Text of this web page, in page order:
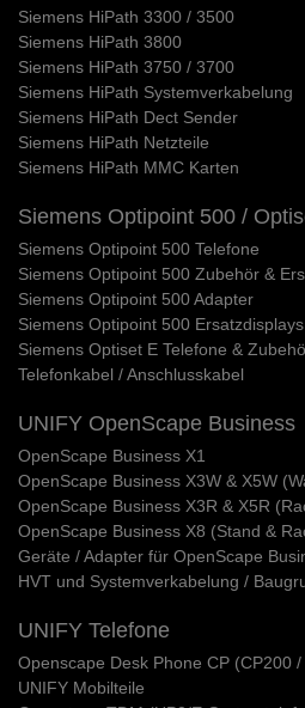
Siemens HiPath 3300 / 3500
Siemens HiPath 3800
Siemens HiPath 3750 / 3700
Siemens HiPath Systemverkabelung
Siemens HiPath Dect Sender
Siemens HiPath Netzteile
Siemens HiPath MMC Karten
Siemens Optipoint 500 /
Siemens Optipoint 500 Telefone
Siemens Optipoint 500 Zubehör &
Siemens Optipoint 500 Adapter
Siemens Optipoint 500 Ersatzdisplays
Siemens Optiset E Telefone &
Telefonkabel / Anschlusskabel
UNIFY OpenScape Business
OpenScape Business X1
OpenScape Business X3W & X5W
OpenScape Business X3R & X5R
OpenScape Business X8 (Stand &
Geräte / Adapter für OpenScape
HVT und Systemverkabelung /
UNIFY Telefone
Openscape Desk Phone CP (CP200
UNIFY Mobilteile